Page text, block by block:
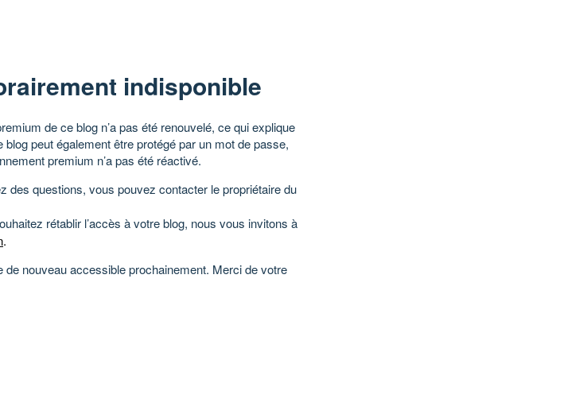
indisponible
de ce blog n’a pas été renouvelé, ce qui explique
peut également être protégé par un mot de passe,
premium n’a pas été réactivé.
des questions, vous pouvez contacter le propriétaire du
rétablir l’accès à votre blog, nous vous invitons à
.
nouveau accessible prochainement. Merci de votre